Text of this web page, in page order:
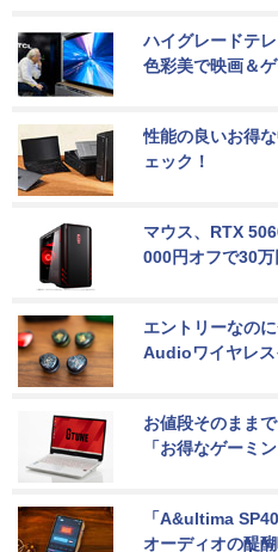
ハイグレードテ
色彩美で映画＆
性能の良いお得
ェック！
マウス、RTX
000円オフで30万
エントリーなの
Audioワイヤレス
お値段そのまま
「お得なゲーミ
「A&ultima
オーディオの醍